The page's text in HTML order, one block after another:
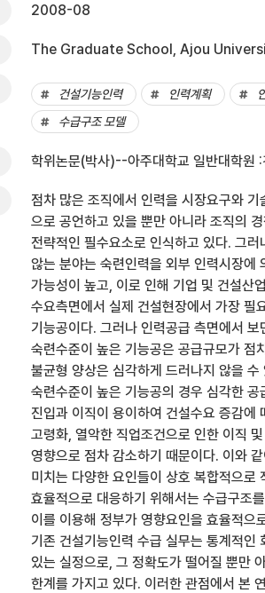
2008-08
The Graduate School, Ajou
건설기능인력 인력계획
수급구조 모델
학위논문(박사)--아주대학교 일반대학
점차 많은 조직에서 인력을 시장요구와
으로 공언하고 있을 뿐만 아니라 조직의
전략적인 필수요소로 인식하고 있다. 그
않는 분야는 숙련인력을 외부 인력시장에
가능성이 높고, 이로 인해 기업 및 건설산
수요측면에서 실제 건설현장에서 가장 필
기능공이다. 그러나 인력공급 측면에서
숙련수준이 높은 기능공은 공급규모가 점
불균형 양상은 심각하게 드러나지 않을
숙련수준이 높은 기능공의 경우 심각한
진입과 이직이 용이하여 건설수요 증감에
고령화, 열악한 직업조건으로 인한 이직
영향으로 점차 감소하기 때문이다. 이와
미치는 다양한 요인들이 상호 복합적으로
효율적으로 대응하기 위해서는 수급구조
이를 이용해 정부가 영향요인을 효율적으
기존 건설기능인력 수급 실무는 통계적인
있는 실정으로, 그 정확도가 떨어질 뿐만
한계를 가지고 있다. 이러한 관점에서 본